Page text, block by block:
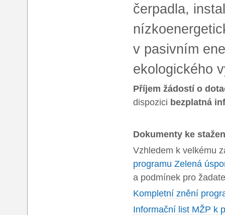
čerpadla,
v pasivním
ekologického
Příjem žádostí o
dispozici bezplatná
Dokumenty ke
Vzhledem k velkému
programu Zelená
a podmínek pro
Kompletní znění
Informační list MŽP k